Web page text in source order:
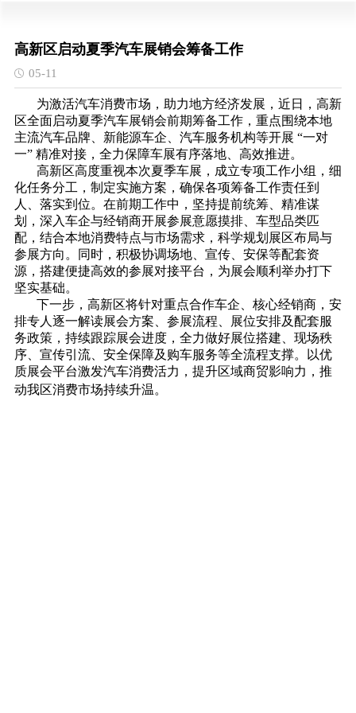
高新区启动夏季汽车展销会筹备工作
05-11
为激活汽车消费市场，助力地方经济发展，近日，高新
区全面启动夏季汽车展销会前期筹备工作，重点围绕本地
主流汽车品牌、新能源车企、汽车服务机构等开展 “一对
一” 精准对接，全力保障车展有序落地、高效推进。
高新区高度重视本次夏季车展，成立专项工作小组，细
化任务分工，制定实施方案，确保各项筹备工作责任到
人、落实到位。在前期工作中，坚持提前统筹、精准谋
划，深入车企与经销商开展参展意愿摸排、车型品类匹
配，结合本地消费特点与市场需求，科学规划展区布局与
参展方向。同时，积极协调场地、宣传、安保等配套资
源，搭建便捷高效的参展对接平台，为展会顺利举办打下
坚实基础。
下一步，高新区将针对重点合作车企、核心经销商，安
排专人逐一解读展会方案、参展流程、展位安排及配套服
务政策，持续跟踪展会进度，全力做好展位搭建、现场秩
序、宣传引流、安全保障及购车服务等全流程支撑。以优
质展会平台激发汽车消费活力，提升区域商贸影响力，推
动我区消费市场持续升温。